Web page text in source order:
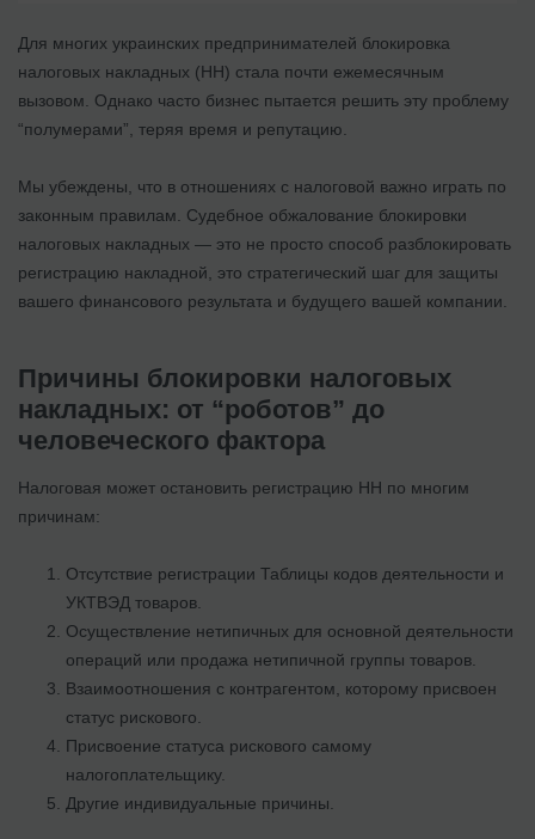
Для многих украинских предпринимателей блокировка
налоговых накладных (НН) стала почти ежемесячным
вызовом. Однако часто бизнес пытается решить эту проблему
“полумерами”, теряя время и репутацию.
Мы убеждены, что в отношениях с налоговой важно играть по
законным правилам. Судебное обжалование блокировки
налоговых накладных — это не просто способ разблокировать
регистрацию накладной, это стратегический шаг для защиты
вашего финансового результата и будущего вашей компании.
Причины блокировки налоговых
накладных: от “роботов” до
человеческого фактора
Налоговая может остановить регистрацию НН по многим
причинам:
Отсутствие регистрации Таблицы кодов деятельности и
УКТВЭД товаров.
Осуществление нетипичных для основной деятельности
операций или продажа нетипичной группы товаров.
Взаимоотношения с контрагентом, которому присвоен
статус рискового.
Присвоение статуса рискового самому
налогоплательщику.
Другие индивидуальные причины.